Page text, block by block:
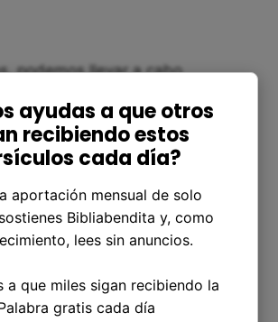
podemos llevar a cabo
en nuestra vida que nos
en armonía con la voluntad de
nos acercaremos a su plan para
y seremos más capaces de
ayudas a que otros
recibiendo estos
cada día?
aportación mensual de solo
Bibliabendita y, como
lees sin anuncios.
a que miles sigan recibiendo la
gratis cada día